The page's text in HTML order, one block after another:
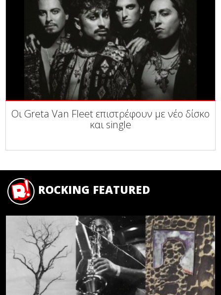
Οι Greta Van Fleet επιστρέφουν με νέο δίσκο
και single
ROCKING FEATURED